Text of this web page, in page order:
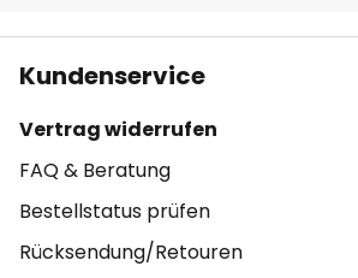
Kundenservice
Vertrag widerrufen
FAQ & Beratung
Bestellstatus prüfen
Rücksendung/Retouren